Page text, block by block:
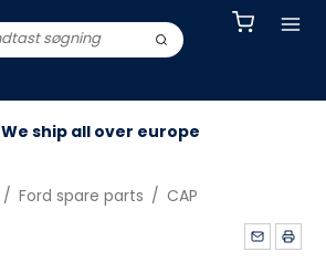
We ship all over europe
/ Ford spare parts / CAP